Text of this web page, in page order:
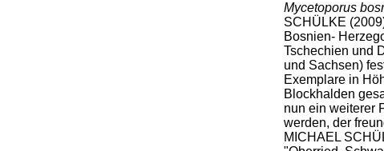
Mycetoporus
SCHÜLKE
Bosnien-
Tschechien und
und Sachsen)
Exemplare in
Blockhalden
nun ein weiterer
werden, der
MICHAEL